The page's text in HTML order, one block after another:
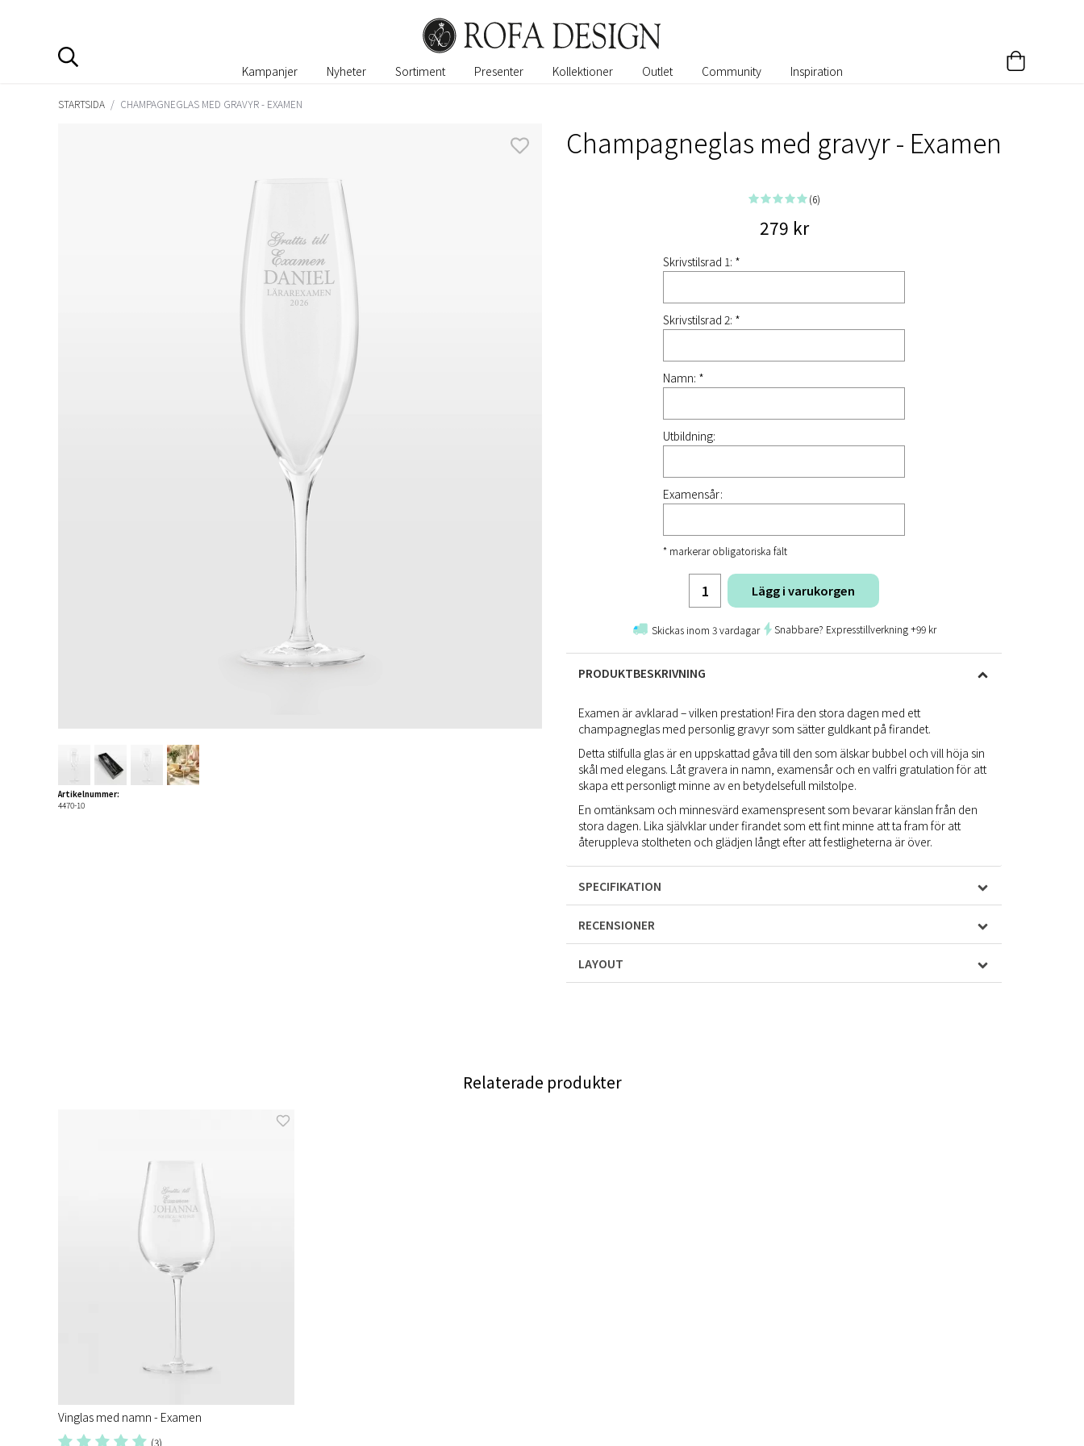
Kampanjer Nyheter Sortiment Presenter Kollektioner Outlet Community Inspiration
STARTSIDA / CHAMPAGNEGLAS MED GRAVYR - EXAMEN
Champagneglas med gravyr - Examen
(6)
279 kr
Skrivstilsrad 1: *
Skrivstilsrad 2: *
Namn: *
Utbildning:
Examensår:
* markerar obligatoriska fält
Lägg i varukorgen
Skickas inom 3 vardagar Snabbare? Expresstillverkning +99 kr
PRODUKTBESKRIVNING
Examen är avklarad – vilken prestation! Fira den stora dagen med ett
champagneglas med personlig gravyr som sätter guldkant på firandet.
Detta stilfulla glas är en uppskattad gåva till den som älskar bubbel och vill höja sin
skål med elegans. Låt gravera in namn, examensår och en valfri gratulation för att
skapa ett personligt minne av en betydelsefull milstolpe.
En omtänksam och minnesvärd examenspresent som bevarar känslan från den
stora dagen. Lika självklar under firandet som ett fint minne att ta fram för att
återuppleva stoltheten och glädjen långt efter att festligheterna är över.
SPECIFIKATION
RECENSIONER
LAYOUT
Artikelnummer:
4470-10
Relaterade produkter
Vinglas med namn - Examen
(3)